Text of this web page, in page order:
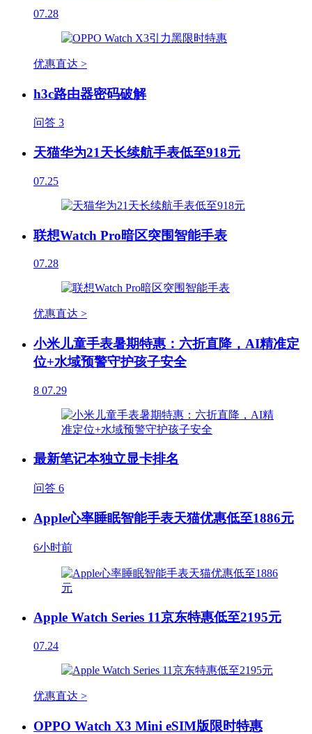
07.28
优惠直达 >
h3c路由器密码破解
问答 3
天猫华为21天长续航手表低至918元
07.25
联想Watch Pro暗区突围智能手表
07.28
优惠直达 >
小米儿童手表暑期特惠：六折直降，AI精准定
位+水域预警守护孩子安全
8 07.29
最新笔记本独立显卡排名
问答 6
Apple心率睡眠智能手表天猫优惠低至1886元
6小时前
Apple Watch Series 11京东特惠低至2195元
07.24
优惠直达 >
OPPO Watch X3 Mini eSIM版限时特惠